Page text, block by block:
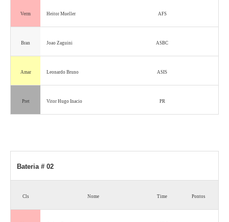
Verm Heitor Mueller AFS
Bran Joao Zaguini ASBC
Amar Leonardo Bruno ASIS
Pret Vitor Hugo Inacio PR
Bateria # 02
Cls Nome Time Pontos